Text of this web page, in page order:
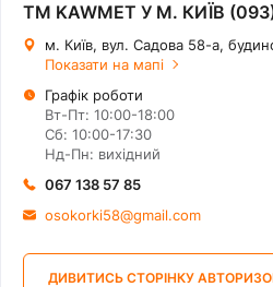
ТМ KAWMET У М. КИЇВ
м. Київ, вул. Садова 58-а,
Показати на мапі
Графік роботи
Вт-Пт: 10:00-18:00
Сб: 10:00-17:30
Нд-Пн: вихідний
067 138 57 85
osokorki58@gmail.com
ДИВИТИСЬ СТОРІНКУ